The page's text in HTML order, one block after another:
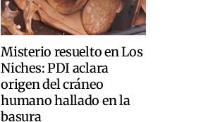
Misterio resuelto en Los
Niches: PDI aclara
origen del cráneo
humano hallado en la
basura